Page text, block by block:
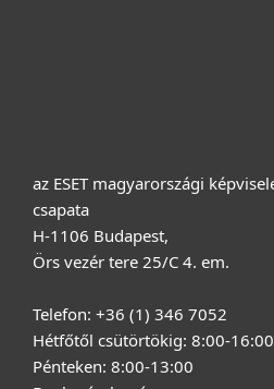
az ESET magyarországi
csapata
H-1106 Budapest,
Örs vezér tere 25/C 4. em.
Telefon: +36 (1) 346 7052
Hétfőtől csütörtökig: 8:00-16:00
Pénteken: 8:00-13:00